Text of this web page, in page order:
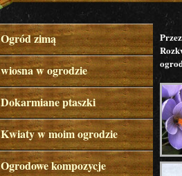
Ogród zimą
wiosna w ogrodzie
Dokarmiane ptaszki
Kwiaty w moim ogrodzie
Ogrodowe kompozycje